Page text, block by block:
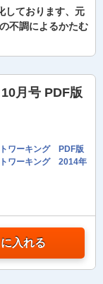
しております、元
不調によるかたむ
月号 PDF版
ワーキング PDF版
ワーキング 2014年
入れる